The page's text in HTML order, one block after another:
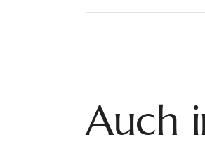
Auch